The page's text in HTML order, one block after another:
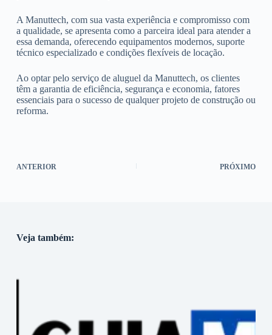
A Manuttech, com sua vasta experiência e compromisso com
a qualidade, se apresenta como a parceira ideal para atender a
essa demanda, oferecendo equipamentos modernos, suporte
técnico especializado e condições flexíveis de locação.
Ao optar pelo serviço de aluguel da Manuttech, os clientes
têm a garantia de eficiência, segurança e economia, fatores
essenciais para o sucesso de qualquer projeto de construção ou
reforma.
ANTERIOR PRÓXIMO
Veja também: